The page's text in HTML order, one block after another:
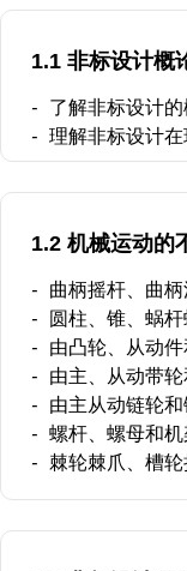
1.1 非标设计概
-
了解非标设计
- 理解非标设计
1.2 机械运动的
-
曲柄摇杆、曲
-
圆柱、锥、蜗
-
由凸轮、从动
-
由主、从动带
-
由主从动链轮
- 螺杆、螺母和
-
棘轮棘爪、槽